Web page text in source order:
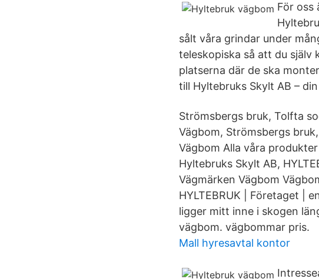
För oss
sålt våra grindar under
teleskopiska så att du själv
platserna där de ska
till Hyltebruks Skylt AB –
Strömsbergs bruk, Tolfta
Vägbom, Strömsbergs
Vägbom Alla våra
Hyltebruks Skylt AB,
Vägmärken Vägbom
HYLTEBRUK | Företaget |
ligger mitt inne i skogen
vägbom. vägbommar pris.
Mall hyresavtal kontor